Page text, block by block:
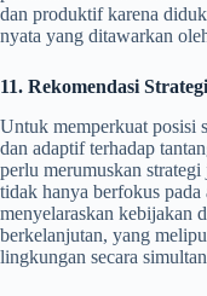
dan produktif karena
nyata yang ditawarkan
11. Rekomendasi
Untuk memperkuat posisi
dan adaptif terhadap
perlu merumuskan
tidak hanya berfokus
menyelaraskan kebijakan
berkelanjutan, yang
lingkungan secara